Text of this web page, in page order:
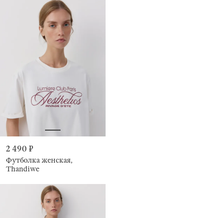
2 490 ₽
Футболка женская,
Thandiwe